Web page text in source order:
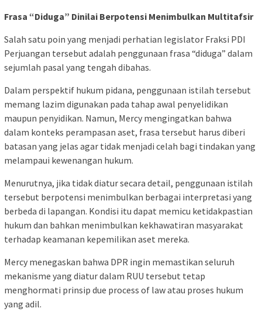
Frasa “Diduga” Dinilai Berpotensi Menimbulkan Multitafsir
Salah satu poin yang menjadi perhatian legislator Fraksi PDI
Perjuangan tersebut adalah penggunaan frasa “diduga” dalam
sejumlah pasal yang tengah dibahas.
Dalam perspektif hukum pidana, penggunaan istilah tersebut
memang lazim digunakan pada tahap awal penyelidikan
maupun penyidikan. Namun, Mercy mengingatkan bahwa
dalam konteks perampasan aset, frasa tersebut harus diberi
batasan yang jelas agar tidak menjadi celah bagi tindakan yang
melampaui kewenangan hukum.
Menurutnya, jika tidak diatur secara detail, penggunaan istilah
tersebut berpotensi menimbulkan berbagai interpretasi yang
berbeda di lapangan. Kondisi itu dapat memicu ketidakpastian
hukum dan bahkan menimbulkan kekhawatiran masyarakat
terhadap keamanan kepemilikan aset mereka.
Mercy menegaskan bahwa DPR ingin memastikan seluruh
mekanisme yang diatur dalam RUU tersebut tetap
menghormati prinsip due process of law atau proses hukum
yang adil.